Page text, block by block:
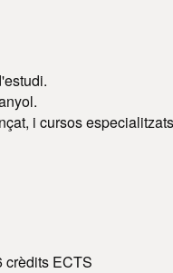
i cursos
crèdits ECTS